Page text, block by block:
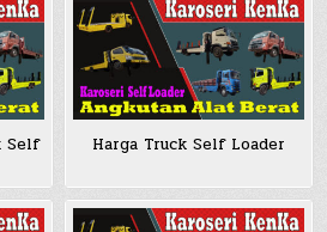
Self
Harga Truck Self Loader